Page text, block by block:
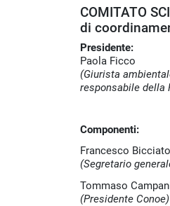
COMITATO
di
Presidente:
Paola Ficco
(Giurista
responsabile della
Componenti:
Francesco Bicciato
(Segretario
Tommaso
(Presidente Conoe)